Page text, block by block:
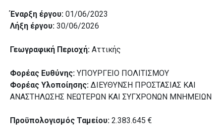
Έναρξη έργου: 01/06/2023
Λήξη έργου: 30/06/2026
Γεωγραφική Περιοχή: Αττικής
Φορέας Ευθύνης: ΥΠΟΥΡΓΕΙΟ ΠΟΛΙΤΙΣΜΟΥ
Φορέας Υλοποίησης: ΔΙΕΥΘΥΝΣΗ ΠΡΟΣΤΑΣΙΑΣ ΚΑΙ
ΑΝΑΣΤΗΛΩΣΗΣ ΝΕΩΤΕΡΩΝ ΚΑΙ ΣΥΓΧΡΟΝΩΝ ΜΝΗΜΕΙΩΝ
Προϋπολογισμός Ταμείου: 2.383.645 €